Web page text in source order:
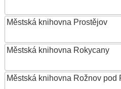
Městská knihovna Prostějov
Městská knihovna Rokycany
Městská knihovna Rožnov pod